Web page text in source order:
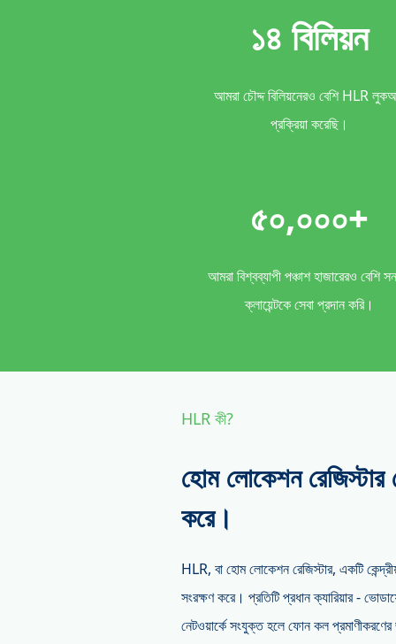
১৪ বিলিয়ন
আমরা চৌদ্দ বিলিয়নেরও বেশি HLR
প্রক্রিয়া করেছি।
৫০,০০০+
আমরা বিশ্বব্যাপী পঞ্চাশ হাজারেরও বেশি
ক্লায়েন্টকে সেবা প্রদান করি।
HLR কী?
হোম লোকেশন
করে।
HLR, বা হোম লোকেশন রেজিস্টার, একটি
সংরক্ষণ করে। প্রতিটি প্রধান ক্যারিয়ার -
নেটওয়ার্কে সংযুক্ত হলে ফোন কল